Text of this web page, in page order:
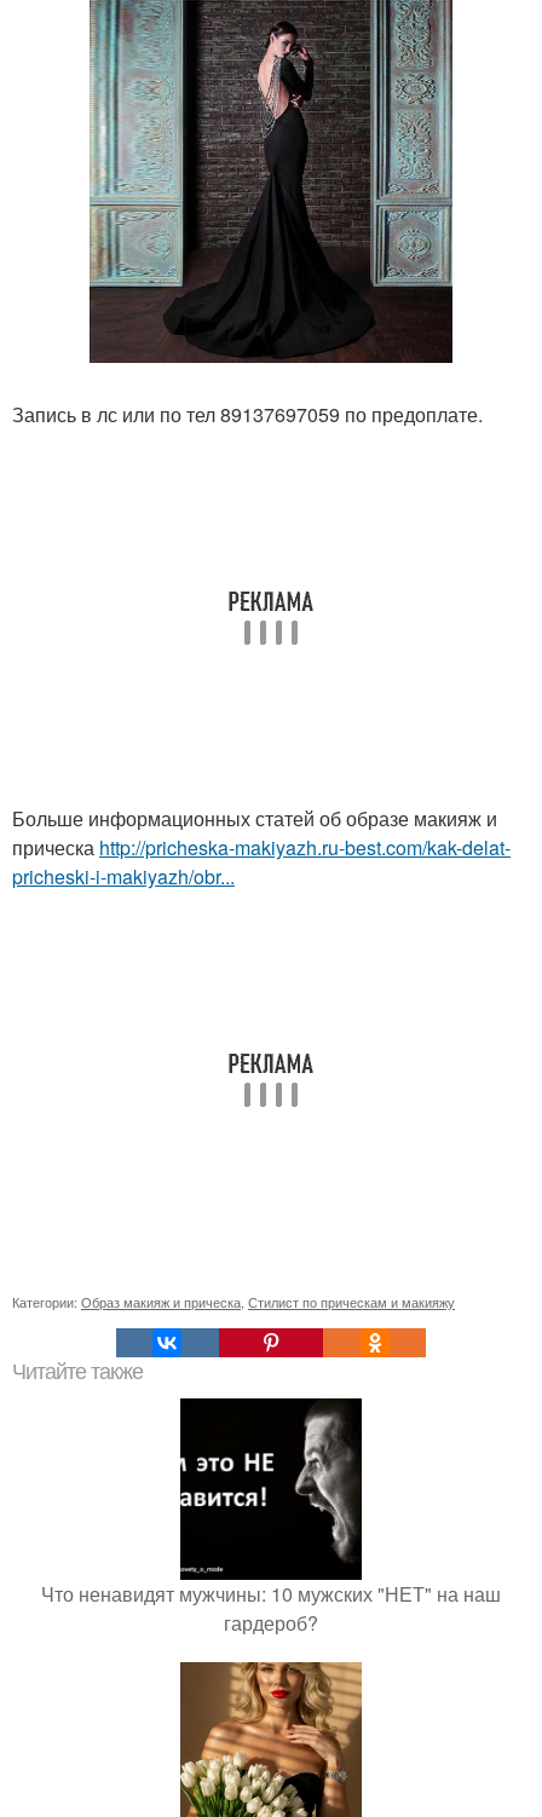
Запись в лс или по тел 89137697059 по предоплате.
Больше информационных статей об образе макияж и
прическа http://pricheska-makiyazh.ru-best.com/kak-delat-
pricheski-i-makiyazh/obr...
Категории: Образ макияж и прическа Стилист по прическам и макияжу
Читайте также
Что ненавидят мужчины: 10 мужских "НЕТ" на наш
гардероб?